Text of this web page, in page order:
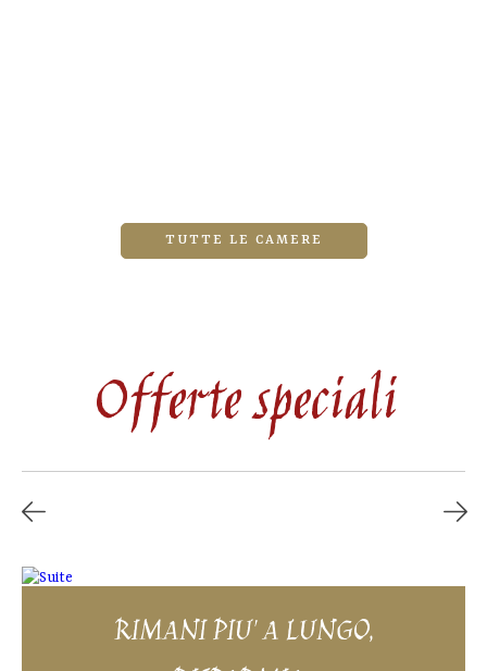
TUTTE LE CAMERE
Offerte speciali
RIMANI PIU' A LUNGO,